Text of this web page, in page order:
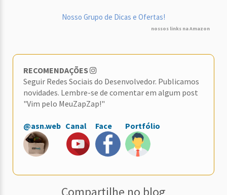
Nosso Grupo de Dicas e Ofertas!
nossos links na Amazon
RECOMENDAÇÕES
Seguir Redes Sociais do Desenvolvedor. Publicamos
novidades. Lembre-se de comentar em algum post
"Vim pelo MeuZapZap!"
@asn.web Canal Face Portfólio
Compartilhe no blog